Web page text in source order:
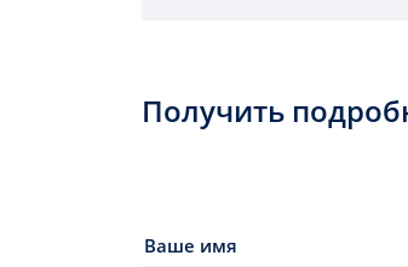
Получить